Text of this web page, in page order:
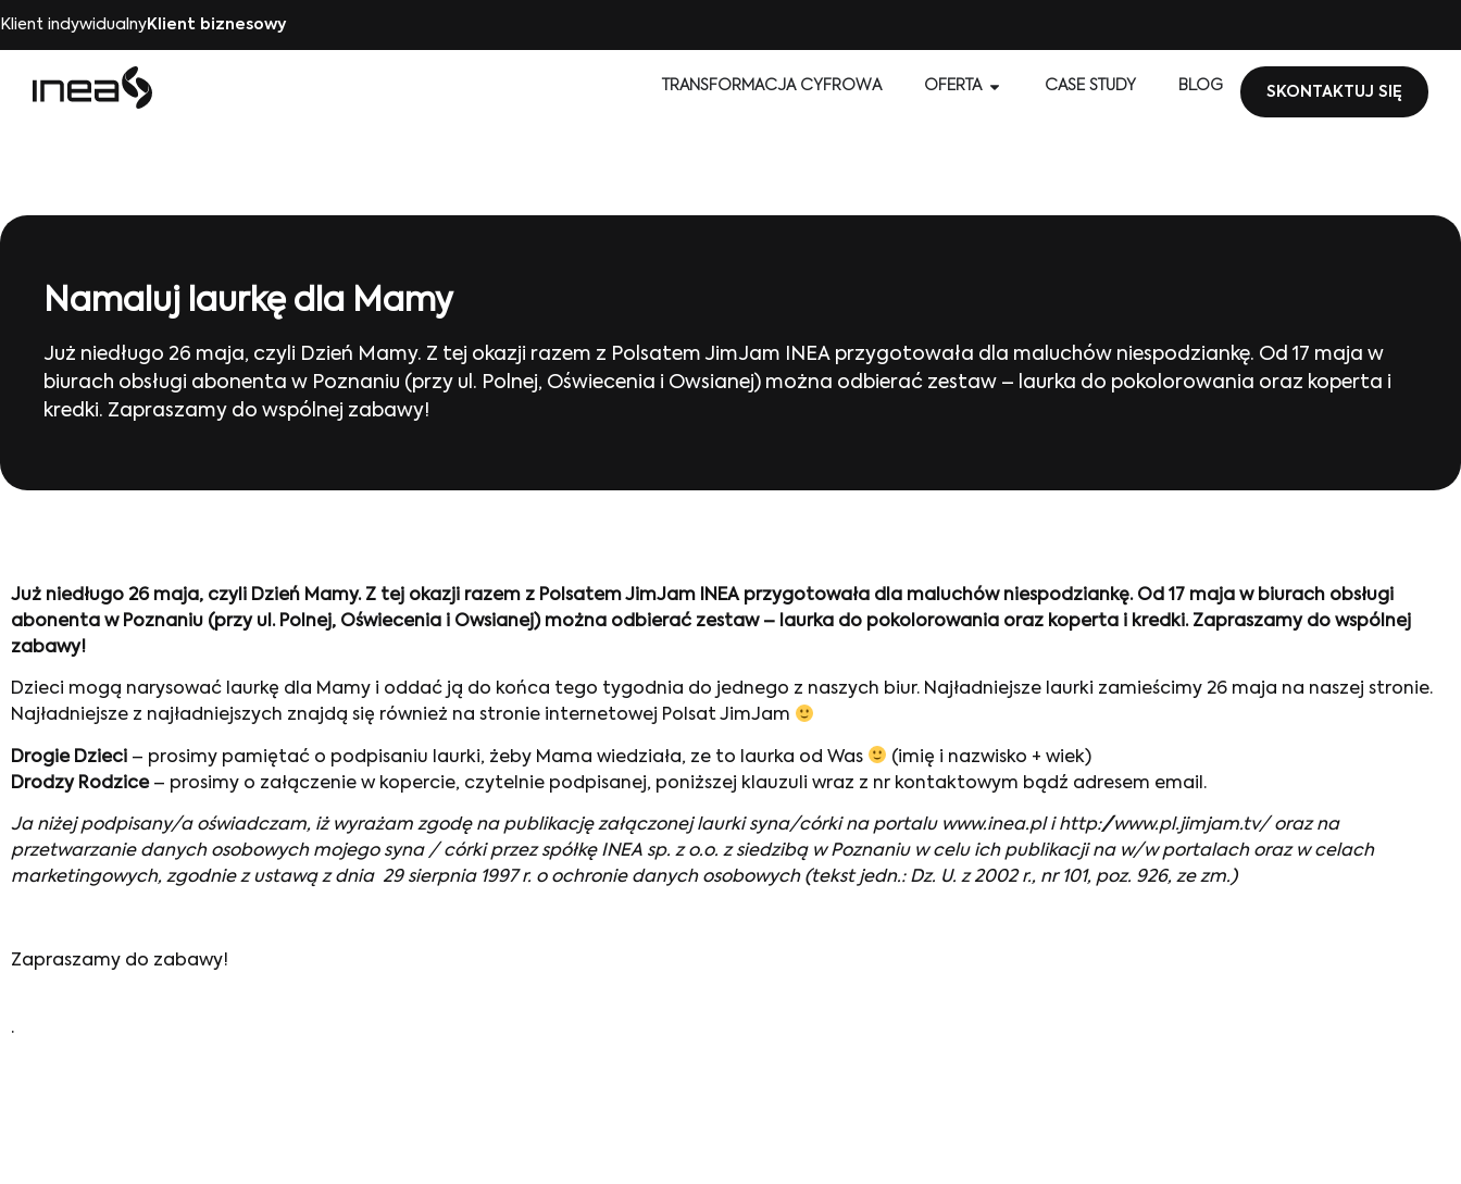
Klient indywidualnyKlient biznesowy
TRANSFORMACJA CYFROWA OFERTA CASE STUDY BLOG SKONTAKTUJ SIĘ
Namaluj laurkę dla Mamy
Już niedługo 26 maja, czyli Dzień Mamy. Z tej okazji razem z Polsatem JimJam INEA przygotowała dla maluchów niespodziankę. Od 17 maja w
biurach obsługi abonenta w Poznaniu (przy ul. Polnej, Oświecenia i Owsianej) można odbierać zestaw – laurka do pokolorowania oraz koperta i
kredki. Zapraszamy do wspólnej zabawy!
Już niedługo 26 maja, czyli Dzień Mamy. Z tej okazji razem z Polsatem JimJam INEA przygotowała dla maluchów niespodziankę. Od 17 maja w biurach obsługi
abonenta w Poznaniu (przy ul. Polnej, Oświecenia i Owsianej) można odbierać zestaw – laurka do pokolorowania oraz koperta i kredki. Zapraszamy do wspólnej
zabawy!
Dzieci mogą narysować laurkę dla Mamy i oddać ją do końca tego tygodnia do jednego z naszych biur. Najładniejsze laurki zamieścimy 26 maja na naszej stronie.
Najładniejsze z najładniejszych znajdą się również na stronie internetowej Polsat JimJam
Drogie Dzieci – prosimy pamiętać o podpisaniu laurki, żeby Mama wiedziała, ze to laurka od Was
(imię i nazwisko + wiek)
Drodzy Rodzice– prosimy o załączenie w kopercie, czytelnie podpisanej, poniższej klauzuli wraz z nr kontaktowym bądź adresem email.
Ja niżej podpisany/a oświadczam, iż wyrażam zgodę na publikację załączonej laurki syna/córki na portalu www.inea.pl i http://www.pl.jimjam.tv/ oraz na
przetwarzanie danych osobowych mojego syna / córki przez spółkę INEA sp. z o.o. z siedzibą w Poznaniu w celu ich publikacji na w/w portalach oraz w celach
marketingowych, zgodnie z ustawą z dnia 29 sierpnia 1997 r. o ochronie danych osobowych (tekst jedn.: Dz. U. z 2002 r., nr 101, poz. 926, ze zm.)
Zapraszamy do zabawy!
.